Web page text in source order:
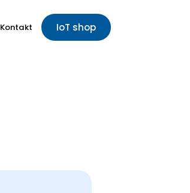
Kontakt IoT shop